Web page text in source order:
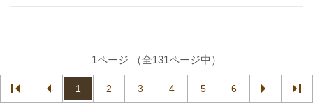
1ページ （全131ページ中）
1 2 3 4 5 6